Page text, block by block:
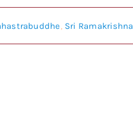
, Sri Ramakrishna